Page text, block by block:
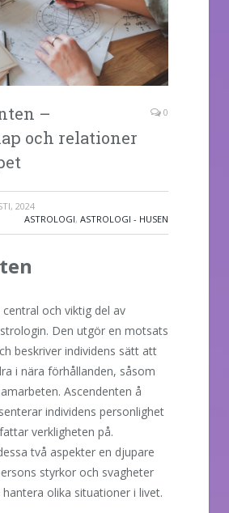
–
och relationer
0
2024
ASTROLOGI, ASTROLOGI - HUSEN
och viktig del av
Den utgör en motsats
beskriver individens sätt att
i nära förhållanden, såsom
Ascendenten å
individens personlighet
verkligheten på.
två aspekter en djupare
styrkor och svagheter
olika situationer i livet.